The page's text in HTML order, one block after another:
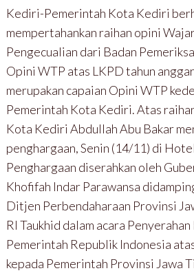
Kediri-Pemerintah Kota Kediri
mempertahankan raihan opini
Pengecualian dari Badan
Opini WTP atas LKPD tahun
merupakan capaian Opini WTP
Pemerintah Kota Kediri. Atas
Kota Kediri Abdullah Abu Bakar
penghargaan, Senin (14/11) di
Penghargaan diserahkan oleh
Khofifah Indar Parawansa
Ditjen Perbendaharaan Provinsi
RI Taukhid dalam acara
Pemerintah Republik Indonesia
kepada Pemerintah Provinsi Jawa